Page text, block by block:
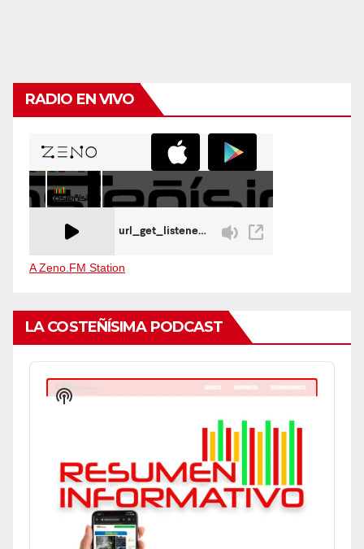
RADIO EN VIVO
A Zeno.FM Station
LA COSTEÑÍSIMA PODCAST
Audio
Player
Show